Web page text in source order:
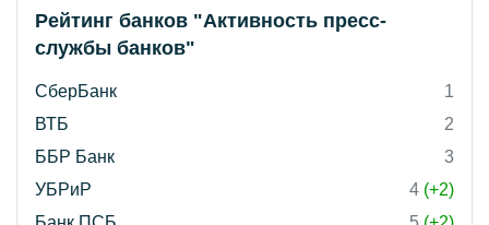
Рейтинг банков "Активность пресс-
службы банков"
СберБанк
1
ВТБ
2
ББР Банк
3
УБРиР
4 (+2)